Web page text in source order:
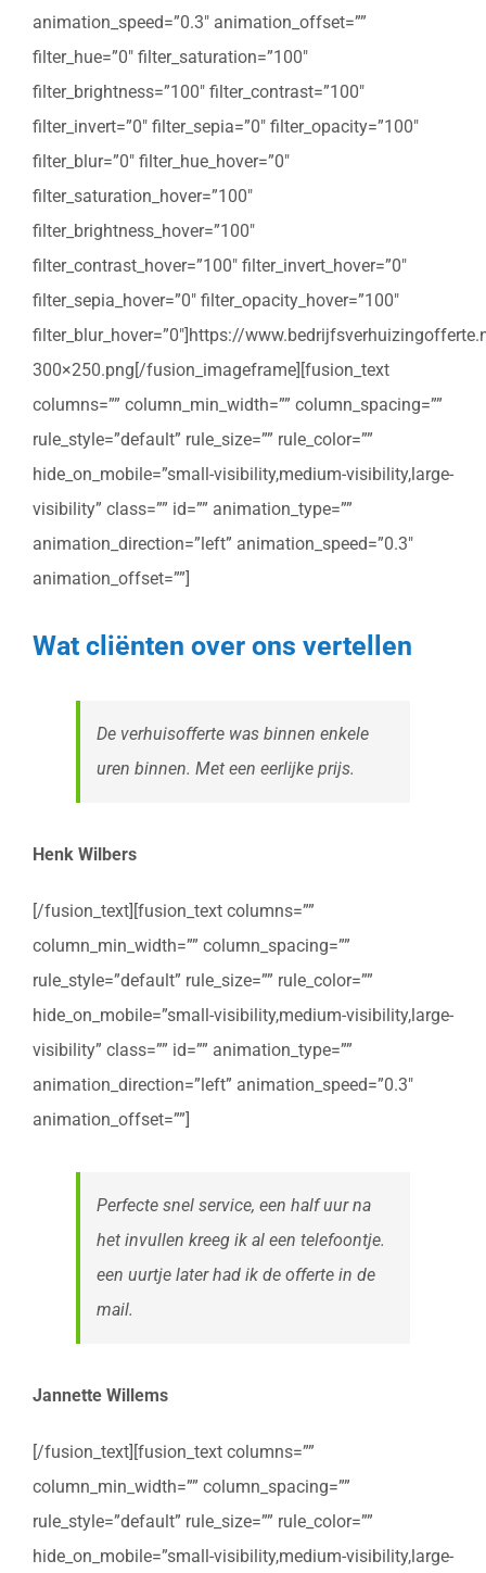
animation_speed=”0.3″ animation_offset=””
filter_hue=”0″ filter_saturation=”100″
filter_brightness=”100″ filter_contrast=”100″
filter_invert=”0″ filter_sepia=”0″ filter_opacity=”100″
filter_blur=”0″ filter_hue_hover=”0″
filter_saturation_hover=”100″
filter_brightness_hover=”100″
filter_contrast_hover=”100″ filter_invert_hover=”0″
filter_sepia_hover=”0″ filter_opacity_hover=”100″
filter_blur_hover=”0″]https://
300×250.png[/fusion_imageframe][fusion_text
columns=”” column_min_width=”” column_spacing=””
rule_style=”default” rule_size=”” rule_color=””
hide_on_mobile=”small-visibility,medium-visibility,large-
visibility” class=”” id=”” animation_type=””
animation_direction=”left” animation_speed=”0.3″
animation_offset=””]
Wat cliënten over ons vertellen
De verhuisofferte was binnen enkele
uren binnen. Met een eerlijke prijs.
Henk Wilbers
[/fusion_text][fusion_text columns=””
column_min_width=”” column_spacing=””
rule_style=”default” rule_size=”” rule_color=””
hide_on_mobile=”small-visibility,medium-visibility,large-
visibility” class=”” id=”” animation_type=””
animation_direction=”left” animation_speed=”0.3″
animation_offset=””]
Perfecte snel service, een half uur na
het invullen kreeg ik al een telefoontje.
een uurtje later had ik de offerte in de
mail.
Jannette Willems
[/fusion_text][fusion_text columns=””
column_min_width=”” column_spacing=””
rule_style=”default” rule_size=”” rule_color=””
hide_on_mobile=”small-visibility,medium-visibility,large-